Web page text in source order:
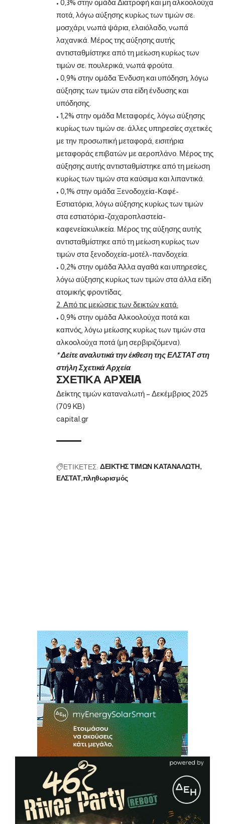
• 0,3% στην ομάδα Διατροφή και μη αλκοολούχα
ποτά, λόγω αύξησης κυρίως των τιμών σε:
μοσχάρι, νωπά ψάρια, ελαιόλαδο, νωπά
λαχανικά. Μέρος της αύξησης αυτής
αντισταθμίστηκε από τη μείωση κυρίως των
τιμών σε: πουλερικά, νωπά φρούτα.
• 0,9% στην ομάδα Ένδυση και υπόδηση, λόγω
αύξησης των τιμών στα είδη ένδυσης και
υπόδησης.
• 1,2% στην ομάδα Μεταφορές, λόγω αύξησης
κυρίως των τιμών σε: άλλες υπηρεσίες σχετικές
με την προσωπική μεταφορά, εισιτήρια
μεταφοράς επιβατών με αεροπλάνο. Μέρος της
αύξησης αυτής αντισταθμίστηκε από τη μείωση
κυρίως των τιμών στα καύσιμα και λιπαντικά.
• 0,1% στην ομάδα Ξενοδοχεία-Καφέ-
Εστιατόρια, λόγω αύξησης κυρίως των τιμών
στα εστιατόρια-ζαχαροπλαστεία-
καφενείακυλικεία. Μέρος της αύξησης αυτής
αντισταθμίστηκε από τη μείωση κυρίως των
τιμών στα ξενοδοχεία-μοτέλ-πανδοχεία.
• 0,2% στην ομάδα Άλλα αγαθά και υπηρεσίες,
λόγω αύξησης κυρίως των τιμών στα άλλα είδη
ατομικής φροντίδας.
2. Από τις μειώσεις των δεικτών κατά:
• 0,9% στην ομάδα Αλκοολούχα ποτά και
καπνός, λόγω μείωσης κυρίως των τιμών στα
αλκοολούχα ποτά (μη σερβιριζόμενα).
* Δείτε αναλυτικά την έκθεση της ΕΛΣΤΑΤ στη
στήλη Σχετικά Αρχεία
ΣΧΕΤΙΚΑ ΑΡXEIA
Δείκτης τιμών καταναλωτή – Δεκέμβριος 2025
(709 KB)
capital.gr
ΕΤΙΚΕΤΕΣ: ΔΕΙΚΤΗΣ ΤΙΜΩΝ ΚΑΤΑΝΑΛΩΤΗ
ΕΛΣΤΑΤ πληθωρισμός